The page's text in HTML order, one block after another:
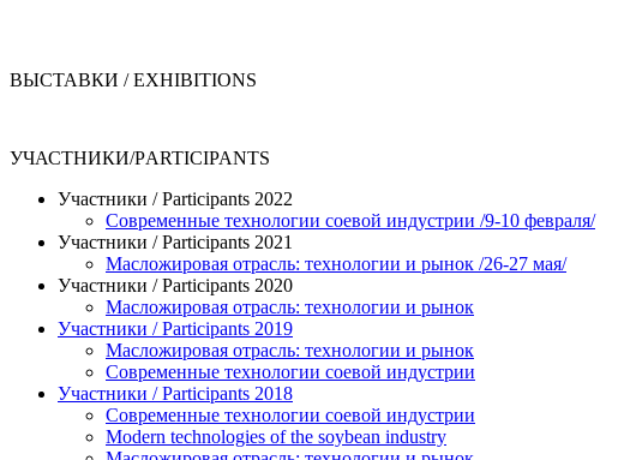
ВЫСТАВКИ / EXHIBITIONS
УЧАСТНИКИ/РARTICIPANTS
Участники / Рarticipants 2022
Современные технологии соевой индустрии /9-10 февраля/
Участники / Рarticipants 2021
Масложировая отрасль: технологии и рынок /26-27 мая/
Участники / Рarticipants 2020
Масложировая отрасль: технологии и рынок
Участники / Рarticipants 2019
Масложировая отрасль: технологии и рынок
Современные технологии соевой индустрии
Участники / Рarticipants 2018
Современные технологии соевой индустрии
Modern technologies of the soybean industry